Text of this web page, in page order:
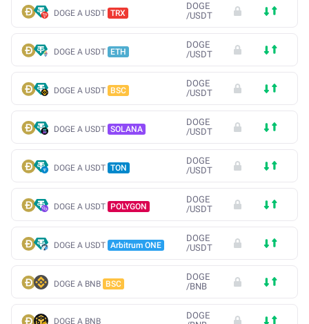
DOGE A USDT TRX
DOGE
/USDT
DOGE A USDT ETH
DOGE
/USDT
DOGE A USDT BSC
DOGE
/USDT
DOGE A USDT SOLANA
DOGE
/USDT
DOGE A USDT TON
DOGE
/USDT
DOGE A USDT POLYGON
DOGE
/USDT
DOGE A USDT Arbitrum ONE
DOGE
/USDT
DOGE A BNB BSC
DOGE
/BNB
DOGE A BNB
DOGE